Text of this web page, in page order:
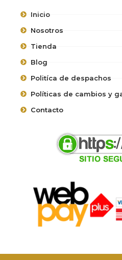
Inicio
Nosotros
Tienda
Blog
Politíca de despachos
Políticas de cambios y
Contacto